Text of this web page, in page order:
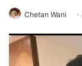
Chetan Wani